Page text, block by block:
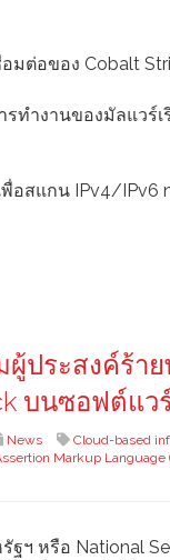
ต่อของ Cobalt
รทำงานของมัลแว
พื่อสแกน IPv4/IPv6
ประสงค์ร้า
บนซอฟต์แว
News Cloud-based
Markup Language
หรือ National